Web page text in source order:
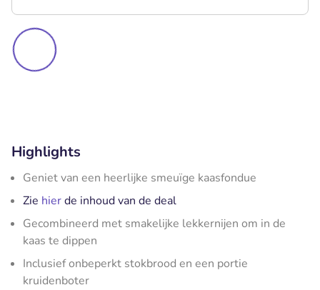
Highlights
Geniet van een heerlijke smeuïge kaasfondue
Zie hierde inhoud van de deal
Gecombineerd met smakelijke lekkernijen om in de
kaas te dippen
Inclusief onbeperkt stokbrood en een portie
kruidenboter